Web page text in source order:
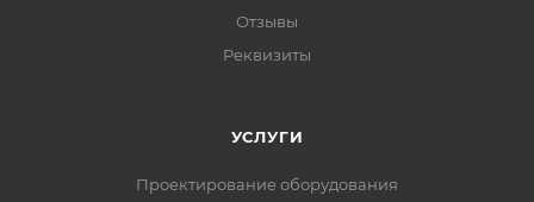
Отзывы
Реквизиты
УСЛУГИ
Проектирование оборудования